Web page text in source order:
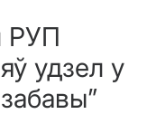
РУП
удзел у